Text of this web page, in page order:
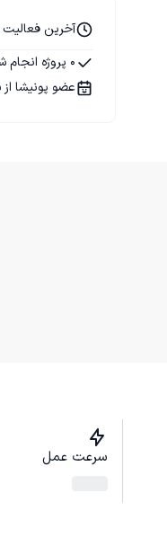
آخرین فعالیت 25 مهر 1404
0 پروژه انجام شده
عضو پونیشا از 25 مهر 1404
سرعت عمل